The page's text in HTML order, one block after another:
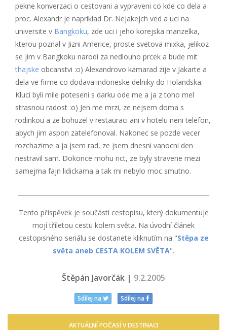
pekne konverzaci o cestovani a vypraveni co kde co dela a
proc. Alexandr je napriklad Dr. Nejakejch ved a uci na
universite v Bangkoku, zde uci i jeho korejska manzelka,
kterou poznal v Jizni Americe, proste svetova mixka, jelikoz
se jim v Bangkoku narodi za nedlouho prcek a bude mit
thajske obcanstvi :o) Alexandrovo kamarad zije v Jakarte a
dela ve firme co dodava indoneske delniky do Holandska.
Kluci byli mile poteseni s darku ode me a ja z toho mel
strasnou radost :o) Jen me mrzi, ze nejsem doma s
rodinkou a ze bohuzel v restauraci ani v hotelu neni telefon,
abych jim aspon zatelefonoval. Nakonec se pozde vecer
rozchazime a ja jsem rad, ze jsem dnesni vanocni den
nestravil sam. Dokonce mohu rict, ze byly stravene mezi
samejma fajn lidickama a tak mi nebylo moc smutno.
Tento příspěvek je součástí cestopisu, který dokumentuje
mojí tříletou cestu kolem světa. Na úvodní článek
cestopisného seriálu se dostanete kliknutím na "Stěpa ze
světa aneb CESTA KOLEM SVĚTA".
Štěpán Javorčák | 9.2.2005
Sdílej na Sdílej na
AKTUÁLNÍ POČASÍ V DESTINACI